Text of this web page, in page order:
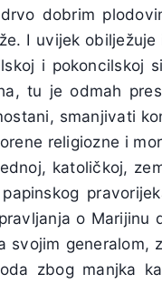
dobrim
I uvijek
i pokoncilskoj
tu je odmah
smanjivati
religiozne i
katoličkoj,
o
svojim
zbog manjka